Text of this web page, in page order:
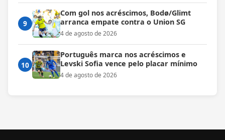
9
Com gol nos acréscimos, Bodø/Glimt
arranca empate contra o Union SG
4 de agosto de 2026
10
Português marca nos acréscimos e
Levski Sofia vence pelo placar mínimo
4 de agosto de 2026